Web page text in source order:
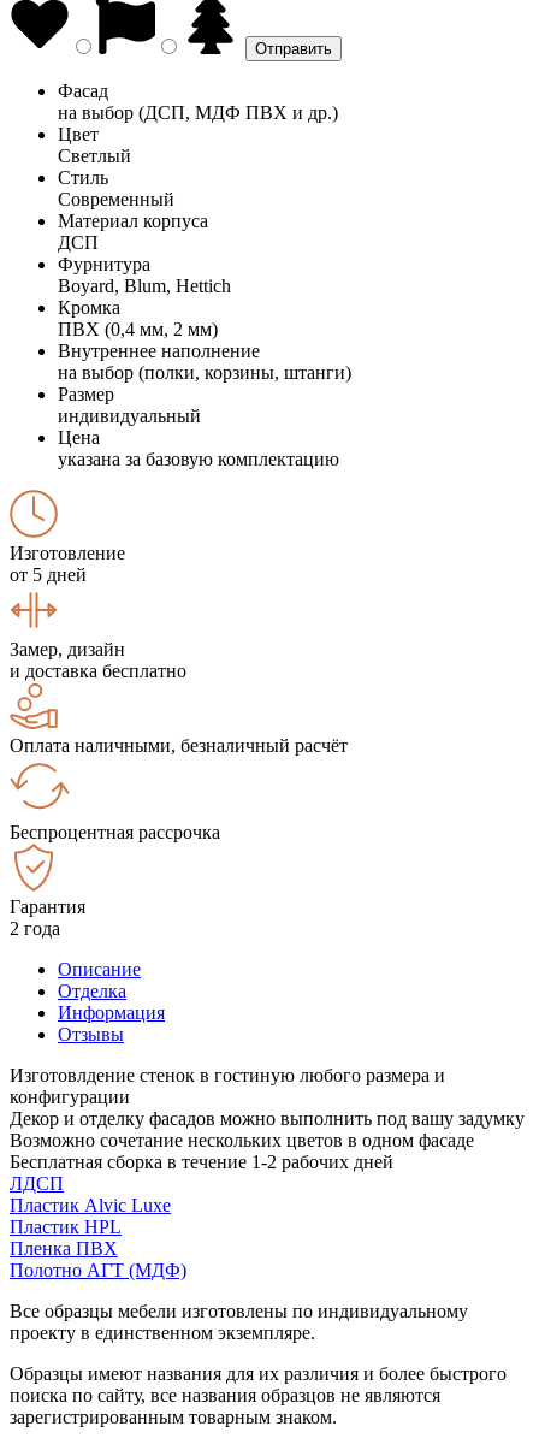
Фасад
на выбор (ДСП, МДФ ПВХ и др.)
Цвет
Светлый
Стиль
Современный
Материал корпуса
ДСП
Фурнитура
Boyard, Blum, Hettich
Кромка
ПВХ (0,4 мм, 2 мм)
Внутреннее наполнение
на выбор (полки, корзины, штанги)
Размер
индивидуальный
Цена
указана за базовую комплектацию
Изготовление
от 5 дней
Замер, дизайн
и доставка бесплатно
Оплата наличными, безналичный расчёт
Беспроцентная рассрочка
Гарантия
2 года
Описание
Отделка
Информация
Отзывы
Изготовлдение стенок в гостиную любого размера и
конфигурации
Декор и отделку фасадов можно выполнить под вашу задумку
Возможно сочетание нескольких цветов в одном фасаде
Бесплатная сборка в течение 1-2 рабочих дней
ЛДСП
Пластик Alvic Luxe
Пластик HPL
Пленка ПВХ
Полотно АГТ (МДФ)
Все образцы мебели изготовлены по индивидуальному
проекту в единственном экземпляре.
Образцы имеют названия для их различия и более быстрого
поиска по сайту, все названия образцов не являются
зарегистрированным товарным знаком.